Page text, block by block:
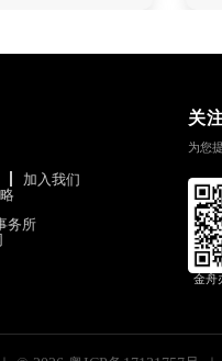
加入我们
务所
关
为您
金舟